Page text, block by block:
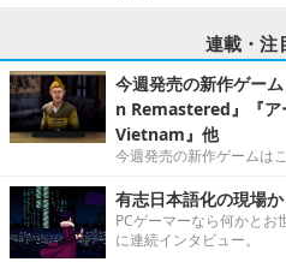
連載・注
今週発売の新作ゲー
n Remastered』『
Vietnam』他
今週発売の新作ゲームはこ
有志日本語化の現場
PCゲーマーなら何かと
に連続インタビュー。